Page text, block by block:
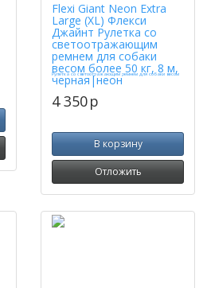
Flexi Giant Neon Extra
Large (XL) Флекси
Джайнт Рулетка со
светоотражающим
ремнем для собаки
весом более 50 кг, 8 м,
черная|неон
4 350p
В корзину
Отложить